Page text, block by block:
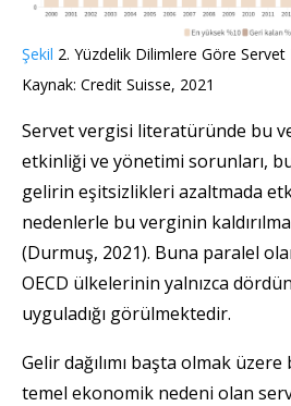
Şekil 2. Yüzdelik Dilimlere Göre Servet
Kaynak: Credit Suisse, 2021
Servet vergisi literatüründe bu
etkinliği ve yönetimi sorunları,
gelirin eşitsizlikleri azaltmada
nedenlerle bu verginin
(Durmuş, 2021). Buna paralel
OECD ülkelerinin yalnızca
uyguladığı görülmektedir.
Gelir dağılımı başta olmak
temel ekonomik nedeni olan